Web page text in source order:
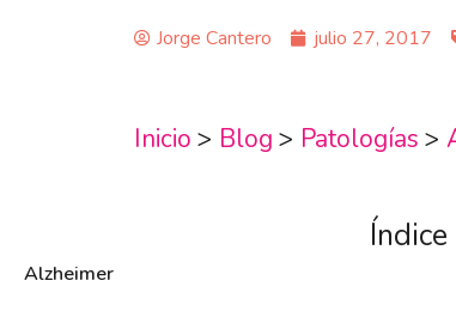
Jorge Cantero julio 27, 2017
Inicio > Blog > Patologías >
Alzheimer
Índice